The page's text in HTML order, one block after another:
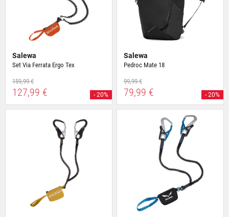
Salewa
Set Via Ferrata Ergo Tex
159,99 €
127,99 € - 20%
Salewa
Pedroc Mate 18
99,99 €
79,99 € - 20%